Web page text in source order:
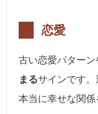
恋愛
古い恋愛パターン
まるサインです
本当に幸せな関係